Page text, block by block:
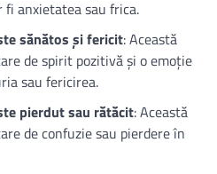
anxietatea sau frica.
sănătos și fericit: Această
de spirit pozitivă și o emoție
sau fericirea.
pierdut sau rătăcit: Această
de confuzie sau pierdere în